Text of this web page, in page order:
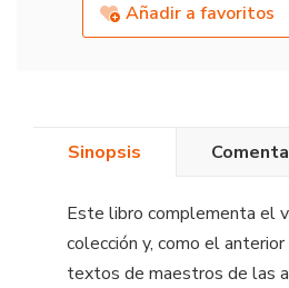
Añadir a favoritos
Sinopsis
Este libro complementa el
colección y, como el
textos de maestros de las